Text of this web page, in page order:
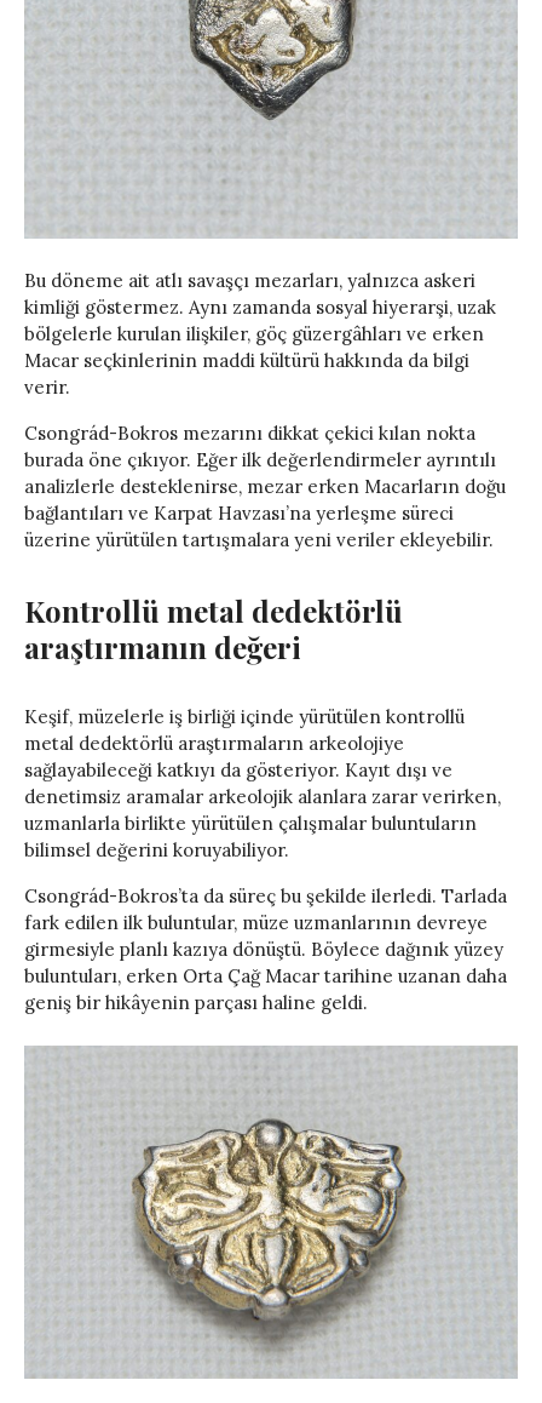
Bu döneme ait atlı savaşçı mezarları, yalnızca askeri
kimliği göstermez. Aynı zamanda sosyal hiyerarşi, uzak
bölgelerle kurulan ilişkiler, göç güzergâhları ve erken
Macar seçkinlerinin maddi kültürü hakkında da bilgi
verir.
Csongrád-Bokros mezarını dikkat çekici kılan nokta
burada öne çıkıyor. Eğer ilk değerlendirmeler ayrıntılı
analizlerle desteklenirse, mezar erken Macarların doğu
bağlantıları ve Karpat Havzası’na yerleşme süreci
üzerine yürütülen tartışmalara yeni veriler ekleyebilir.
Kontrollü metal dedektörlü
araştırmanın değeri
Keşif, müzelerle iş birliği içinde yürütülen kontrollü
metal dedektörlü araştırmaların arkeolojiye
sağlayabileceği katkıyı da gösteriyor. Kayıt dışı ve
denetimsiz aramalar arkeolojik alanlara zarar verirken,
uzmanlarla birlikte yürütülen çalışmalar buluntuların
bilimsel değerini koruyabiliyor.
Csongrád-Bokros’ta da süreç bu şekilde ilerledi. Tarlada
fark edilen ilk buluntular, müze uzmanlarının devreye
girmesiyle planlı kazıya dönüştü. Böylece dağınık yüzey
buluntuları, erken Orta Çağ Macar tarihine uzanan daha
geniş bir hikâyenin parçası haline geldi.